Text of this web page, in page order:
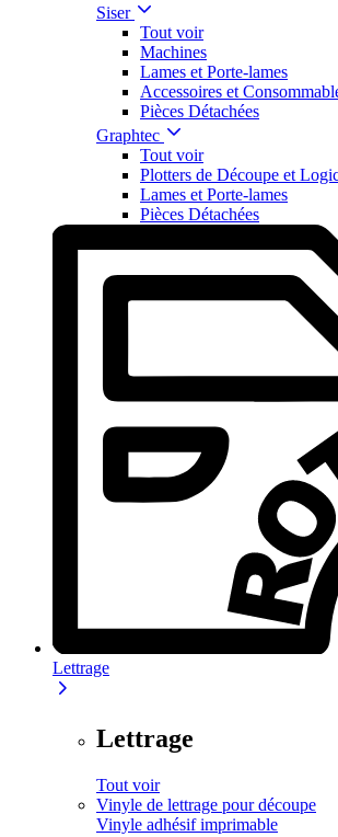
Siser
Tout voir
Machines
Lames et Porte-lames
Accessoires et
Pièces Détachées
Graphtec
Tout voir
Plotters de Découpe et
Lames et Porte-lames
Pièces Détachées
Lettrage
Lettrage
Tout voir
Vinyle de lettrage pour découpe
Vinyle adhésif imprimable